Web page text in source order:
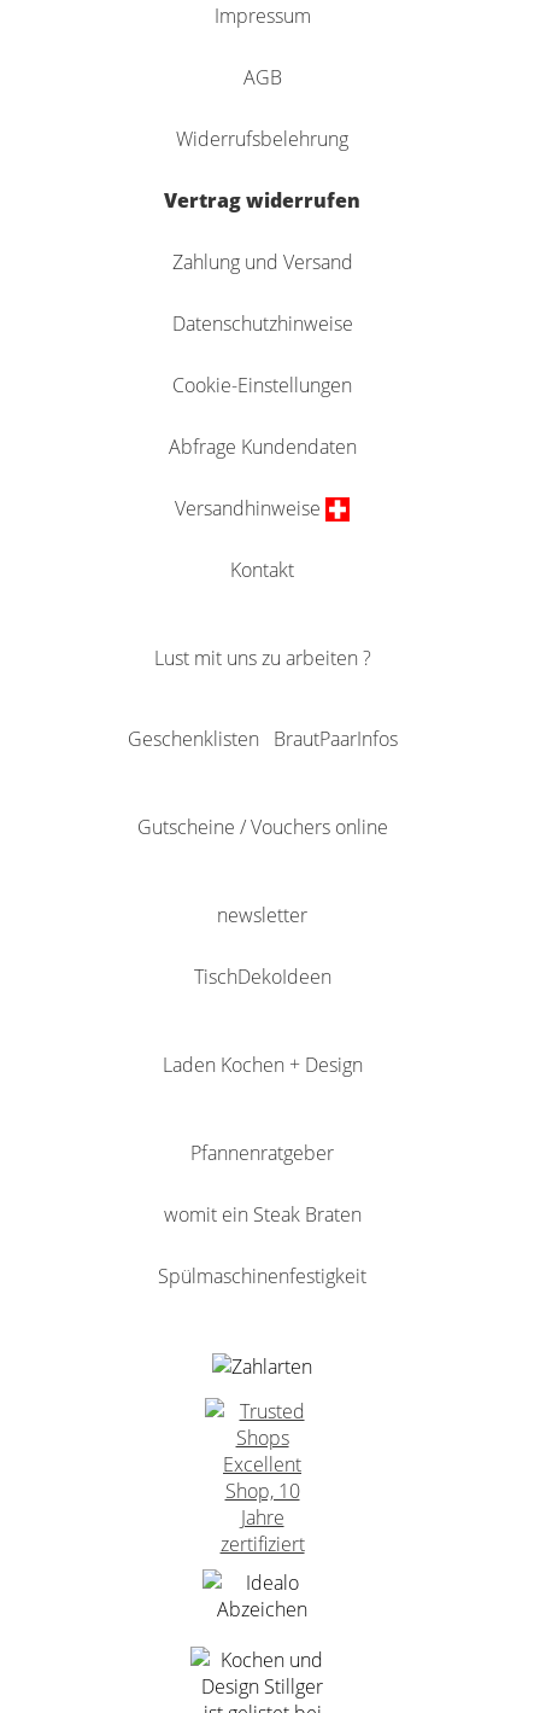
Impressum
AGB
Widerrufsbelehrung
Vertrag widerrufen
Zahlung und Versand
Datenschutzhinweise
Cookie-Einstellungen
Abfrage Kundendaten
Versandhinweise
Kontakt
Lust mit uns zu arbeiten ?
Geschenklisten BrautPaarInfos
Gutscheine / Vouchers online
newsletter
TischDekoIdeen
Laden Kochen + Design
Pfannenratgeber
womit ein Steak Braten
Spülmaschinenfestigkeit